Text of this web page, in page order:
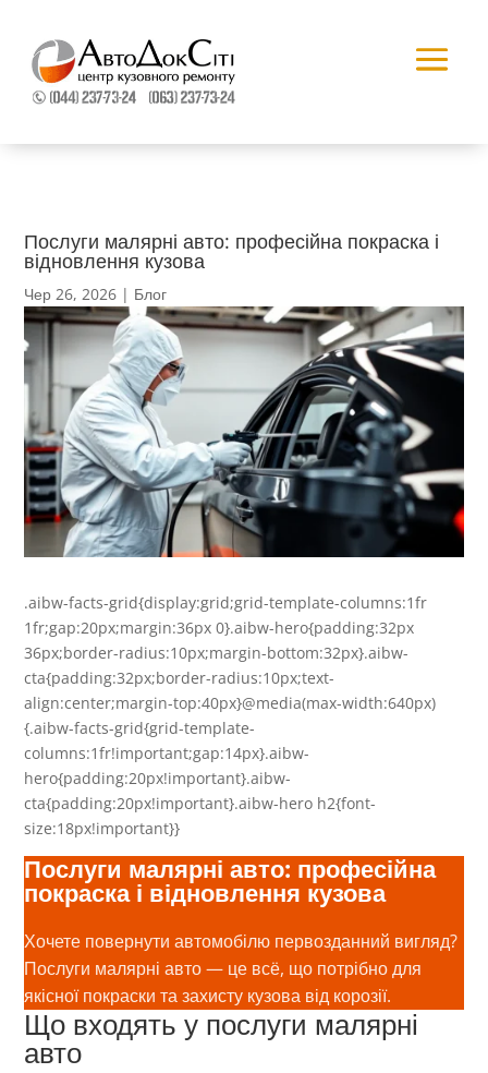
Послуги малярні авто: професійна покраска і
відновлення кузова
Чер 26, 2026 | Блог
.aibw-facts-grid{display:grid;grid-template-columns:1fr
1fr;gap:20px;margin:36px 0}.aibw-hero{padding:32px
36px;border-radius:10px;margin-bottom:32px}.aibw-
cta{padding:32px;border-radius:10px;text-
align:center;margin-top:40px}@media(max-width:640px)
{.aibw-facts-grid{grid-template-
columns:1fr!important;gap:14px}.aibw-
hero{padding:20px!important}.aibw-
cta{padding:20px!important}.aibw-hero h2{font-
size:18px!important}}
Послуги малярні авто: професійна
покраска і відновлення кузова
Хочете повернути автомобілю первозданний вигляд?
Послуги малярні авто — це всё, що потрібно для
якісної покраски та захисту кузова від корозії.
Що входять у послуги малярні
авто